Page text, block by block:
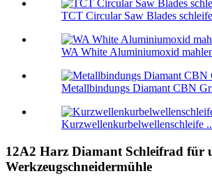
TCT Circular Saw Blades
WA White Aluminiumoxid
Metallbindungs ​​Diamant CBN
Kurzwellenkurbelwellenschleife
12A2 Harz Diamant Schleifrad für
Werkzeugschneidermühle